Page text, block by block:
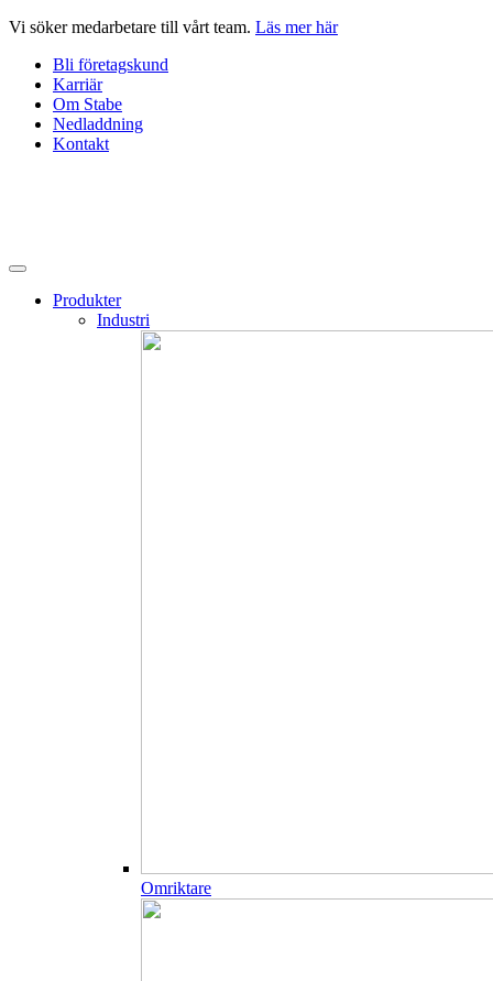
Hoppa
innehåll
Vi söker medarbetare till vårt team. Läs mer här
Bli företagskund
Karriär
Om Stabe
Nedladdning
Kontakt
Produkter
Industri
Omriktare